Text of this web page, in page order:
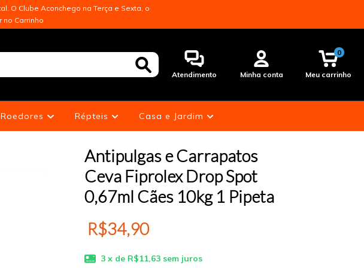
O Clube Aconchego na Terça e Sexta, o
Carrinho
Atendimento Minha conta Meu carrinho
0
Roedores Répteis Casa e Jardim
Antipulgas e Carrapatos
Ceva Fiprolex Drop Spot
0,67ml Cães 10kg 1 Pipeta
R$34,90
3 x de R$11,63 sem juros